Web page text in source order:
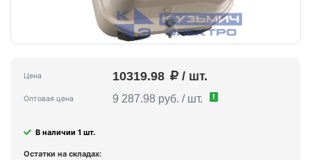
Цена 10319.98 / шт.
Оптовая цена 9 287.98 руб. / шт. !
В наличии 1 шт.
Остатки на складах: